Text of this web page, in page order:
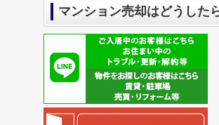
マンション売却はどうした